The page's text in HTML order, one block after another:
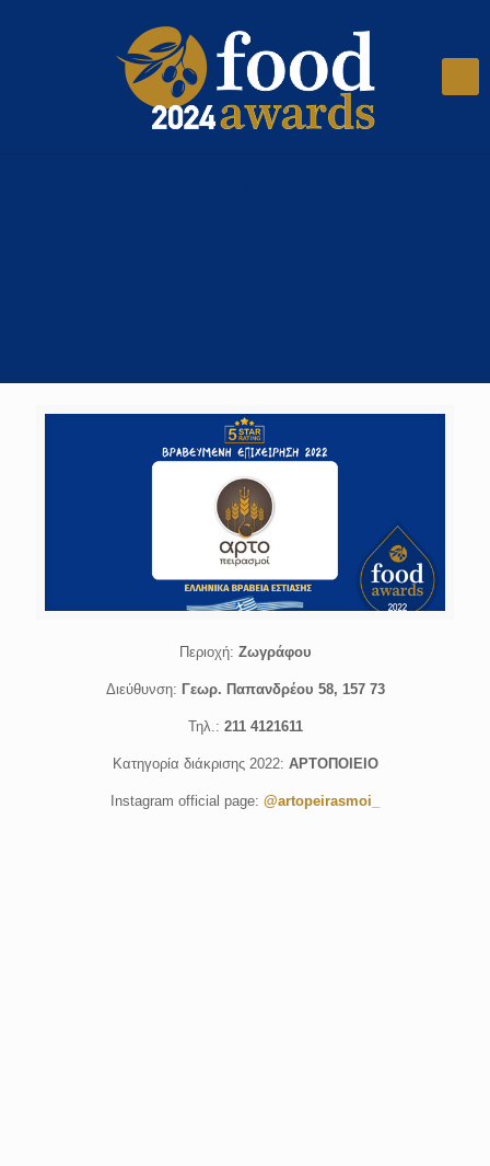
Περιοχή: Ζωγράφου
Διεύθυνση: Γεωρ. Παπανδρέου 58, 157 73
Τηλ.: 211 4121611
Κατηγορία διάκρισης 2022: ΑΡΤΟΠΟΙΕΙΟ
Instagram official page: @artopeirasmoi_